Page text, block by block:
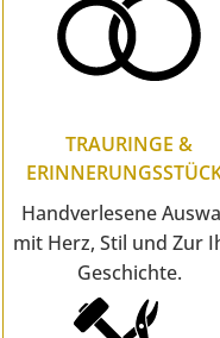
TRAURINGE &
Handverlesene
mit Herz, Stil und Zur
Geschichte.